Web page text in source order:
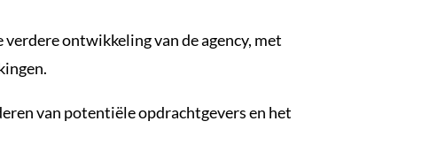
ontwikkeling van de agency, met
van potentiële opdrachtgevers en het